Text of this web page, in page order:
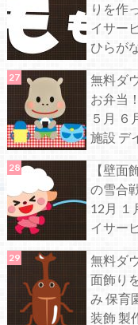
りを作
イサー
ひらが
無料ダ
お弁当
５月 ６
施設 デ
【壁面
の雪合
12月 １
イサー
無料ダ
面飾り
み 保育
装飾 製